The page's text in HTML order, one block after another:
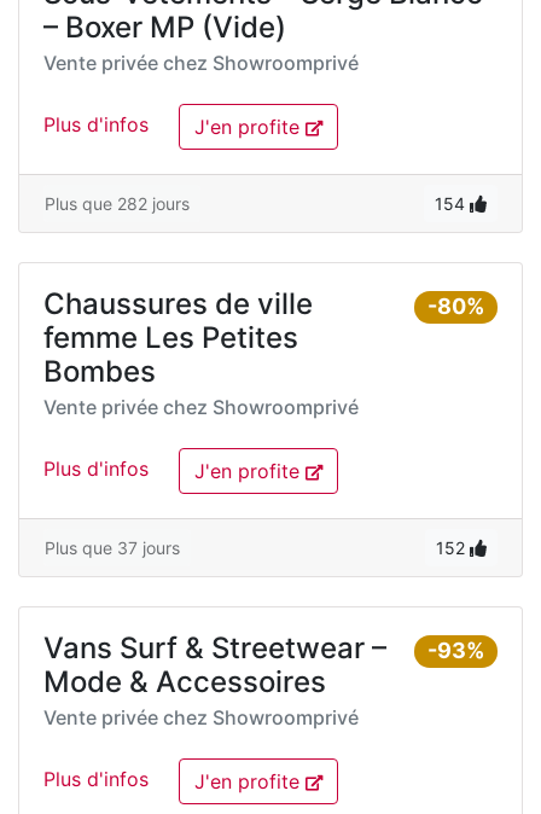
– Boxer MP (Vide)
Vente privée chez Showroomprivé
Plus d'infos J'en profite
Plus que 282 jours 154
-80%
Chaussures de ville
femme Les Petites
Bombes
Vente privée chez Showroomprivé
Plus d'infos J'en profite
Plus que 37 jours 152
-93%
Vans Surf & Streetwear –
Mode & Accessoires
Vente privée chez Showroomprivé
Plus d'infos J'en profite